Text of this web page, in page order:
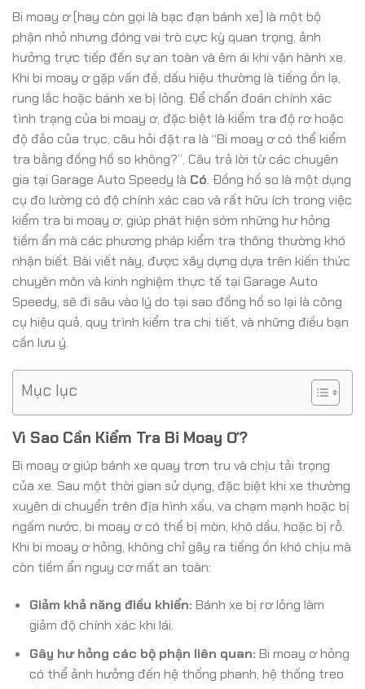
Bi moay ơ (hay còn gọi là bạc đạn bánh xe) là một bộ
phận nhỏ nhưng đóng vai trò cực kỳ quan trọng, ảnh
hưởng trực tiếp đến sự an toàn và êm ái khi vận hành xe.
Khi bi moay ơ gặp vấn đề, dấu hiệu thường là tiếng ồn lạ,
rung lắc hoặc bánh xe bị lỏng. Để chẩn đoán chính xác
tình trạng của bi moay ơ, đặc biệt là kiểm tra độ rơ hoặc
độ đảo của trục, câu hỏi đặt ra là “Bi moay ơ có thể kiểm
tra bằng đồng hồ so không?”. Câu trả lời từ các chuyên
gia tại Garage Auto Speedy là Có. Đồng hồ so là một dụng
cụ đo lường có độ chính xác cao và rất hữu ích trong việc
kiểm tra bi moay ơ, giúp phát hiện sớm những hư hỏng
tiềm ẩn mà các phương pháp kiểm tra thông thường khó
nhận biết. Bài viết này, được xây dựng dựa trên kiến thức
chuyên môn và kinh nghiệm thực tế tại Garage Auto
Speedy, sẽ đi sâu vào lý do tại sao đồng hồ so lại là công
cụ hiệu quả, quy trình kiểm tra chi tiết, và những điều bạn
cần lưu ý.
Mục lục
Vì Sao Cần Kiểm Tra Bi Moay Ơ?
Bi moay ơ giúp bánh xe quay trơn tru và chịu tải trọng
của xe. Sau một thời gian sử dụng, đặc biệt khi xe thường
xuyên di chuyển trên địa hình xấu, va chạm mạnh hoặc bị
ngấm nước, bi moay ơ có thể bị mòn, khô dầu, hoặc bị rỗ.
Khi bi moay ơ hỏng, không chỉ gây ra tiếng ồn khó chịu mà
còn tiềm ẩn nguy cơ mất an toàn:
Giảm khả năng điều khiển: Bánh xe bị rơ lỏng làm
giảm độ chính xác khi lái.
Gây hư hỏng các bộ phận liên quan: Bi moay ơ hỏng
có thể ảnh hưởng đến hệ thống phanh, hệ thống treo